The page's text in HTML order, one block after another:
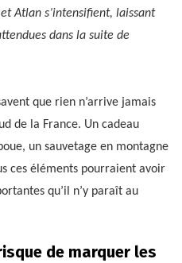
Atlan s’intensifient, laissant
dans la suite de
que rien n’arrive jamais
de la France. Un cadeau
un sauvetage en montagne
ces éléments pourraient avoir
qu’il n’y paraît au
de marquer les